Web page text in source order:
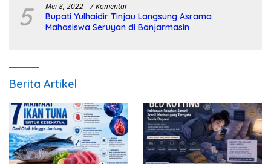
5 Mei 8, 2022 7 Komentar
Bupati Yulhaidir Tinjau Langsung Asrama
Mahasiswa Seruyan di Banjarmasin
Berita Artikel